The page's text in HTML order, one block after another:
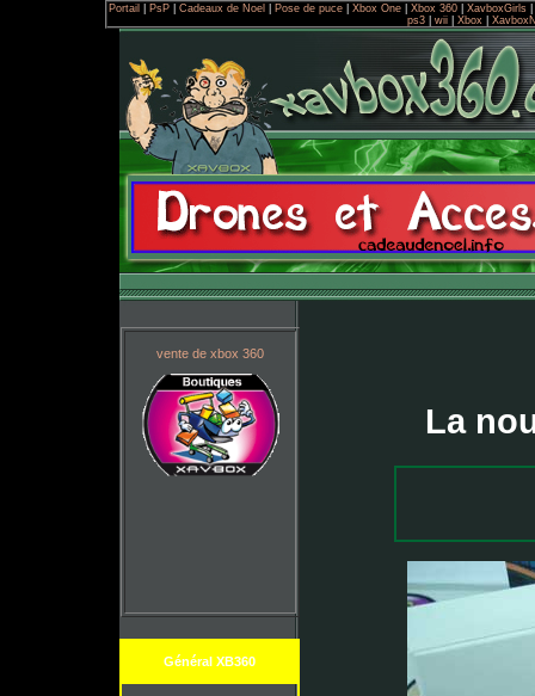
Portail PsP| Cadeaux de Noel Pose de puce| Xbox One| Xbox 360| XavboxGirls|
ps3
wii Xbox
vente de xbox 360
Général XB360
La